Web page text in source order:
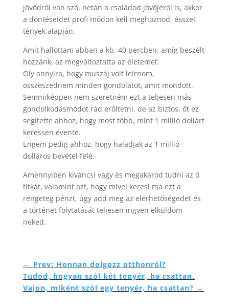
jövődről van szó, netán a családod jövőjéről is, akkor
a döntéseidet profi módon kell meghoznod, ésszel,
tények alapján.
Amit hallottam abban a kb. 40 percben, amíg beszélt
hozzánk, az megváltoztatta az életemet.
Oly annyira, hogy muszáj volt leírnom,
összeszednem minden gondolatot, amit mondott.
Semmiképpen nem szeretném ezt a teljesen más
gondolkodásmódot rád erőltetni, de az biztos, őt ez
segítette ahhoz, hogy most több, mint 1 millió dollárt
keressen évente.
Engem pedig ahhoz, hogy haladjak az 1 millió
dolláros bevétel felé.
Amennyiben kíváncsi vagy és megakarod tudni az ő
titkát, valamint azt, hogy mivel keresi ma ezt a
rengeteg pénzt, úgy add meg az elérhetőségedet és
a történet folytatását teljesen ingyen elküldöm
neked.
← Prev: Honnan dolgozz otthonról?
Tudod, hogyan szól két tenyér, ha csattan.
Vajon, miként szól egy tenyér, ha csattan? →